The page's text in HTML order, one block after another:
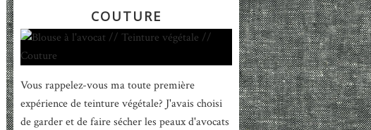
COUTURE
Vous rappelez-vous ma toute première
expérience de teinture végétale? J'avais choisi
de garder et de faire sécher les peaux d'avocats